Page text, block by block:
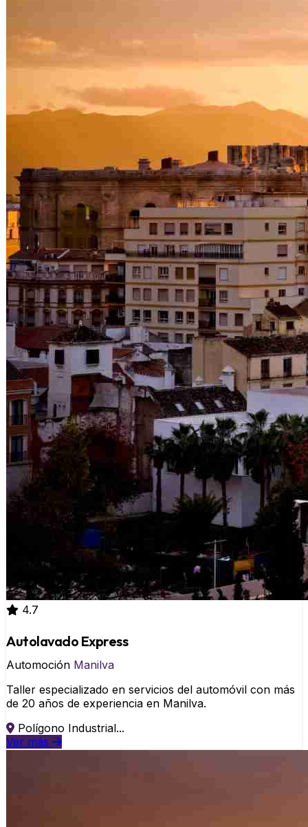
4.7
Autolavado Express
Automoción Manilva
Taller especializado en servicios del automóvil con más
de 20 años de experiencia en Manilva.
Polígono Industrial...
Ver más